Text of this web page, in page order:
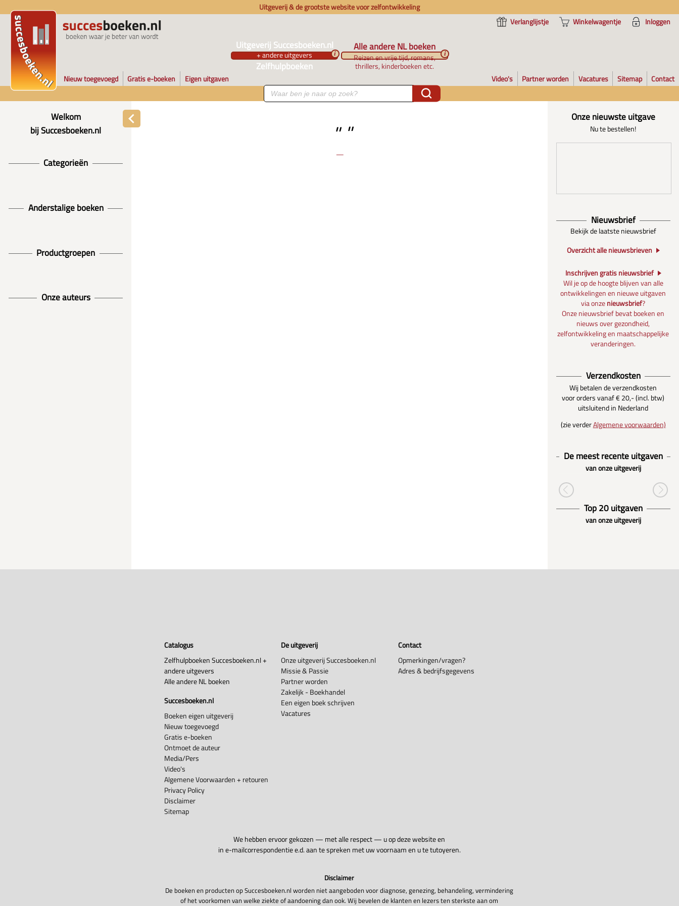
Uitgeverij & de grootste website voor zelfontwikkeling
Verlanglijstje
Winkelwagentje Inloggen
Uitgeverij Succesboeken.nl
+ andere uitgevers
Zelfhulpboeken
i
Alle andere NL boeken
Reizen en vrije tijd, romans,
thrillers, kinderboeken etc.
i
Nieuw toegevoegd Gratis e-boeken Eigen uitgaven Video's Partner worden Vacatures Sitemap Contact
Welkom
bij Succesboeken.nl
Categorieën
Anderstalige boeken
Productgroepen
Onze auteurs
Onze nieuwste uitgave
Nu te bestellen!
Nieuwsbrief
Bekijk de laatste nieuwsbrief
Overzicht alle nieuwsbrieven
Inschrijven gratis nieuwsbrief
Wil je op de hoogte blijven van alle
ontwikkelingen en nieuwe uitgaven
via onzenieuwsbrief?
Onze nieuwsbrief bevat boeken en
nieuws over gezondheid,
zelfontwikkeling en maatschappelijke
veranderingen.
Verzendkosten
Wij betalen de verzendkosten
voor orders vanaf € 20,- (incl. btw)
uitsluitend in Nederland
(zie verderAlgemene voorwaarden)
De meest recente uitgaven
van onze uitgeverij
Top 20 uitgaven
van onze uitgeverij
Catalogus
Zelfhulpboeken Succesboeken.nl +
andere uitgevers
Alle andere NL boeken
Succesboeken.nl
Boeken eigen uitgeverij
Nieuw toegevoegd
Gratis e-boeken
Ontmoet de auteur
Media/Pers
Video's
Algemene Voorwaarden + retouren
Privacy Policy
Disclaimer
Sitemap
De uitgeverij
Onze uitgeverij Succesboeken.nl
Missie & Passie
Partner worden
Zakelijk - Boekhandel
Een eigen boek schrijven
Vacatures
Contact
Opmerkingen/vragen?
Adres & bedrijfsgegevens
We hebben ervoor gekozen — met alle respect — u op deze website en
in e-mailcorrespondentie e.d. aan te spreken met uw voornaam en u te tutoyeren.
Disclaimer
De boeken en producten op Succesboeken.nl worden niet aangeboden voor diagnose, genezing, behandeling, vermindering
of het voorkomen van welke ziekte of aandoening dan ook. Wij bevelen de klanten en lezers ten sterkste aan om